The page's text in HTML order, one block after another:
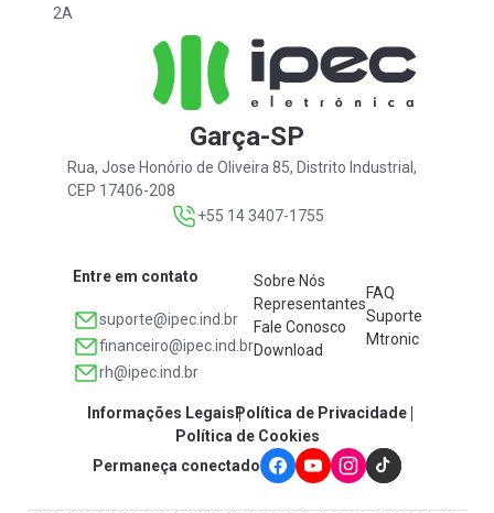
2A
Garça-SP
Rua, Jose Honório de Oliveira 85, Distrito Industrial,
CEP 17406-208
+55 14 3407-1755
Entre em contato
suporte@ipec.ind.br
financeiro@ipec.ind.br
rh@ipec.ind.br
Sobre Nós
Representantes
Fale Conosco
Download
FAQ
Suporte
Mtronic
Informações Legais Política de Privacidade
Política de Cookies
Permaneça conectado